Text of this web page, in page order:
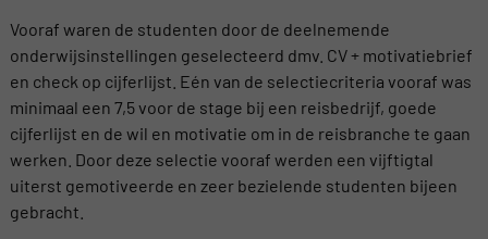
Vooraf waren de studenten door de deelnemende
onderwijsinstellingen geselecteerd dmv. CV + motivatiebrief
en check op cijferlijst. Eén van de selectiecriteria vooraf was
minimaal een 7,5 voor de stage bij een reisbedrijf, goede
cijferlijst en de wil en motivatie om in de reisbranche te gaan
werken. Door deze selectie vooraf werden een vijftigtal
uiterst gemotiveerde en zeer bezielende studenten bijeen
gebracht.